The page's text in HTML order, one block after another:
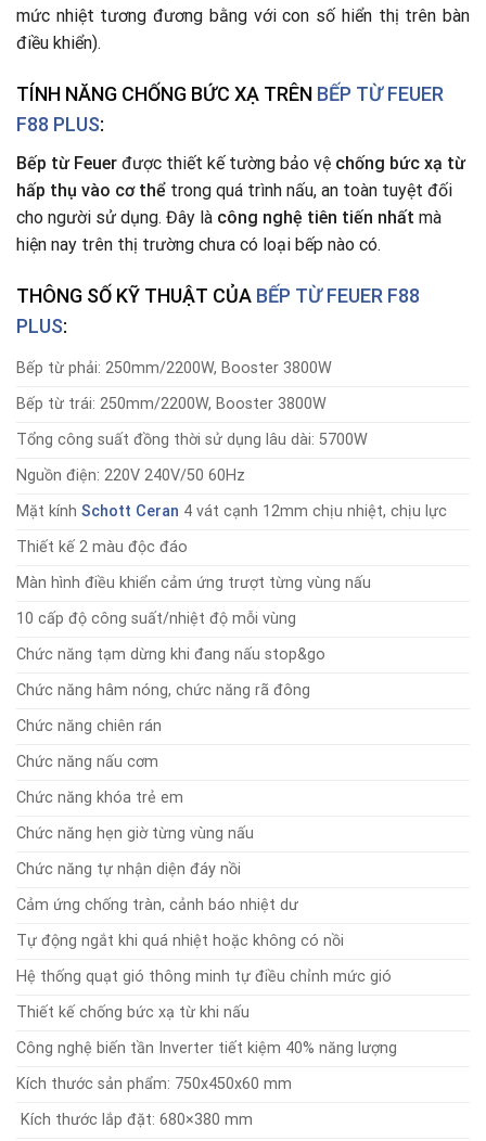
mức nhiệt tương đương bằng với con số hiển thị trên bàn
điều khiển).
TÍNH NĂNG CHỐNG BỨC XẠ TRÊN BẾP TỪ FEUER
F88 PLUS:
Bếp từ Feuer được thiết kế tường bảo vệ chống bức xạ từ
hấp thụ vào cơ thể trong quá trình nấu, an toàn tuyệt đối
cho người sử dụng. Đây là công nghệ tiên tiến nhất mà
hiện nay trên thị trường chưa có loại bếp nào có.
THÔNG SỐ KỸ THUẬT CỦA BẾP TỪ FEUER F88
PLUS:
Bếp từ phải: 250mm/2200W, Booster 3800W
Bếp từ trái: 250mm/2200W, Booster 3800W
Tổng công suất đồng thời sử dụng lâu dài: 5700W
Nguồn điện: 220V 240V/50 60Hz
Mặt kính Schott Ceran 4 vát cạnh 12mm chịu nhiệt, chịu lực
Thiết kế 2 màu độc đáo
Màn hình điều khiển cảm ứng trượt từng vùng nấu
10 cấp độ công suất/nhiệt độ mỗi vùng
Chức năng tạm dừng khi đang nấu stop&go
Chức năng hâm nóng, chức năng rã đông
Chức năng chiên rán
Chức năng nấu cơm
Chức năng khóa trẻ em
Chức năng hẹn giờ từng vùng nấu
Chức năng tự nhận diện đáy nồi
Cảm ứng chống tràn, cảnh báo nhiệt dư
Tự động ngắt khi quá nhiệt hoặc không có nồi
Hệ thống quạt gió thông minh tự điều chỉnh mức gió
Thiết kế chống bức xạ từ khi nấu
Công nghệ biến tần Inverter tiết kiệm 40% năng lượng
Kích thước sản phẩm: 750x450x60 mm
Kích thước lắp đặt: 680×380 mm